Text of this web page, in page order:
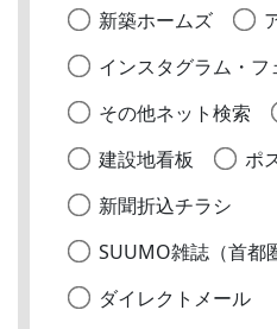
新築ホームズ
インスタグラム・
その他ネット検索
建設地看板
ポ
新聞折込チラシ
SUUMO雑誌（首都
ダイレクトメール